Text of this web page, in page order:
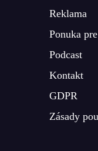
Reklama
Ponuka
Podcast
Kontakt
GDPR
Zásady